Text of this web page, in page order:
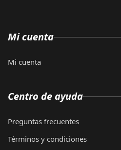
Mi cuenta
Mi cuenta
Centro de ayuda
Preguntas frecuentes
Términos y condiciones